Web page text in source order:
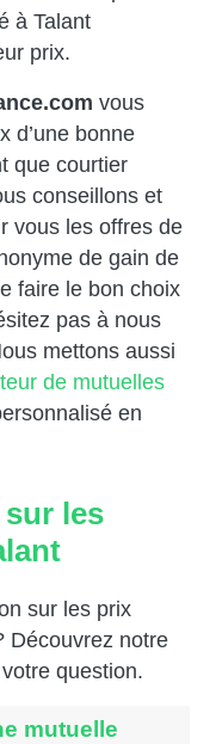
à Talant
prix.
vous
d’une bonne
que courtier
conseillons et
vous les offres de
de gain de
faire le bon choix
pas à nous
mettons aussi
de mutuelles
en
les
sur les prix
Découvrez notre
question.